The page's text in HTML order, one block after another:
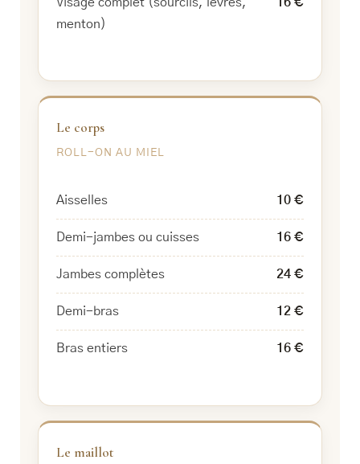
Visage complet (sourcils, lèvres,
menton)
16 €
Le corps
ROLL-ON AU MIEL
Aisselles 10 €
Demi-jambes ou cuisses 16 €
Jambes complètes 24 €
Demi-bras 12 €
Bras entiers 16 €
Le maillot